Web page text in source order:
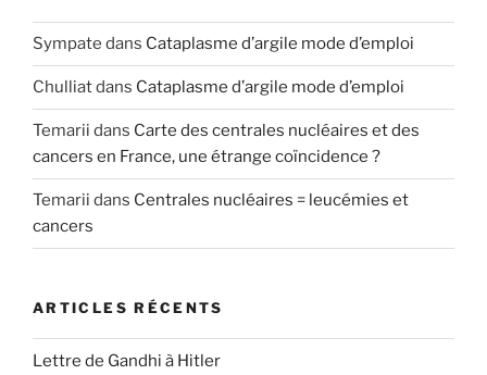
Sympate dans Cataplasme d’argile mode d’emploi
Chulliatdans Cataplasme d’argile mode d’emploi
Temarii dans Carte des centrales nucléaires et des
cancers en France, une étrange coïncidence ?
Temarii dans Centrales nucléaires = leucémies et
cancers
ARTICLES RÉCENTS
Lettre de Gandhi à Hitler